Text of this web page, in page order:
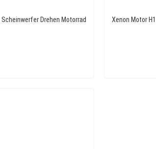
Drehen Motorrad Xenon Motor